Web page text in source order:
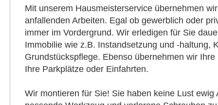
Mit unserem Hausmeisterservice übernehmen
anfallenden Arbeiten. Egal ob gewerblich oder
immer im Vordergrund. Wir erledigen für Sie
Immobilie wie z.B. Instandsetzung und -haltung,
Grundstückspflege. Ebenso übernehmen wir
Ihre Parkplätze oder Einfahrten.
Wir montieren für Sie! Sie haben keine Lust ewig